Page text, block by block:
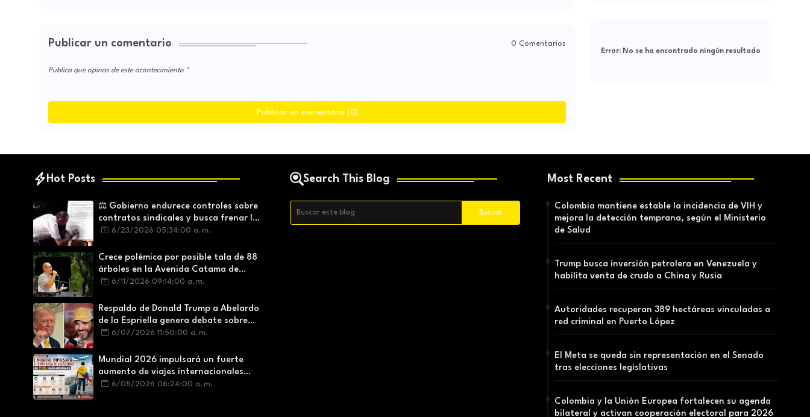
Publicar un comentario 0 Comentarios
Publica que opinas de este acontecimiento
Publicar un comentario (0)
Error:No se ha encontrado ningún resultado
Hot Posts
⚖️ Gobierno endurece controles sobre
contratos sindicales y busca frenar la
intermediación laboral ilegal
6/23/2026 05:34:00 a. m.
Crece polémica por posible tala de 88
árboles en la Avenida Catama de
Villavicencio
6/11/2026 09:14:00 a. m.
Respaldo de Donald Trump a Abelardo
de la Espriella genera debate sobre
soberanía e influencia internacional
6/07/2026 11:50:00 a. m.
Mundial 2026 impulsará un fuerte
aumento de viajes internacionales
durante la temporada de vacaciones
6/05/2026 06:24:00 a. m.
Search This Blog Most Recent
Colombia mantiene estable la incidencia de VIH y
mejora la detección temprana, según el Ministerio
de Salud
Trump busca inversión petrolera en Venezuela y
habilita venta de crudo a China y Rusia
Autoridades recuperan 389 hectáreas vinculadas a
red criminal en Puerto López
El Meta se queda sin representación en el Senado
tras elecciones legislativas
Colombia y la Unión Europea fortalecen su agenda
bilateral y activan cooperación electoral para 2026